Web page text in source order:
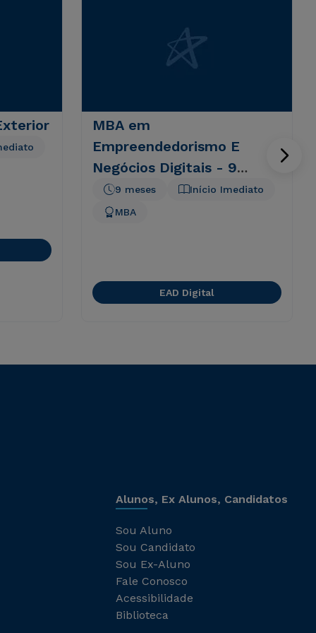
MBA em
Empreendedorismo E
Negócios Digitais - 9
meses
Início Imediato
9 meses
MBA
EAD Digital
Alunos, Ex Alunos, Candidatos
Sou Aluno
Sou Candidato
Sou Ex-Aluno
Fale Conosco
Acessibilidade
Biblioteca